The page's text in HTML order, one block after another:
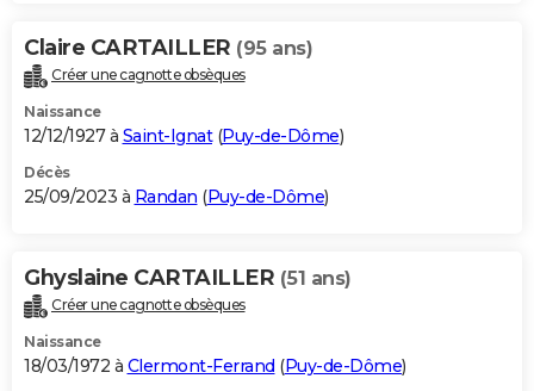
Claire CARTAILLER (95 ans)
Créer une cagnotte obsèques
Naissance
12/12/1927 à Saint-Ignat(Puy-de-Dôme)
Décès
25/09/2023 à Randan (Puy-de-Dôme)
Ghyslaine CARTAILLER (51 ans)
Créer une cagnotte obsèques
Naissance
18/03/1972 à Clermont-Ferrand (Puy-de-Dôme)